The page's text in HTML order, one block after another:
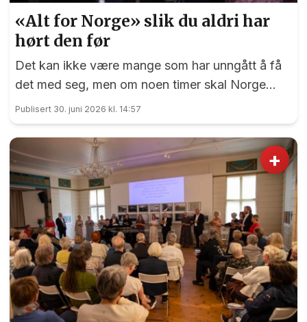
«Alt for Norge» slik du aldri har
hørt den før
Det kan ikke være mange som har unngått å få
det med seg, men om noen timer skal Norge
spille mot Elfenbenskysten i 16-delsfinalen i VM.
Publisert 30. juni 2026 kl. 14:57
+